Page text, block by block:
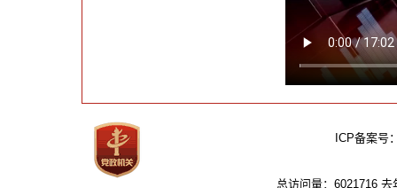
ICP备案号：
总访问量：6021716